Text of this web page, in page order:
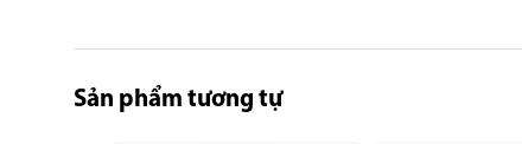
beginning
the
Sản phẩm tương tự